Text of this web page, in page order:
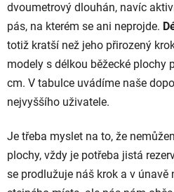
dvoumetrový dlouhán, navíc
pás, na kterém se ani neprojde.
totiž kratší než jeho přirozený
modely s délkou běžecké plochy
cm. V tabulce uvádíme naše
nejvyššího uživatele.
Je třeba myslet na to, že
plochy, vždy je potřeba jistá
se prodlužuje náš krok a v únavě